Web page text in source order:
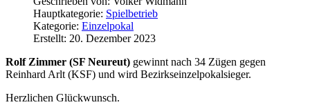
Hauptkategorie: Spielbetrieb
Kategorie: Einzelpokal
Erstellt: 20. Dezember 2023
Rolf Zimmer (SF Neureut) gewinnt nach 34 Zügen gegen
Reinhard Arlt (KSF) und wird Bezirkseinzelpokalsieger.
Herzlichen Glückwunsch.